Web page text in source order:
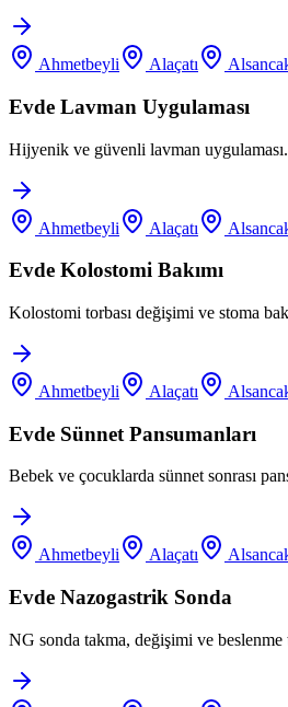
Ahmetbeyli Alaçatı
Evde Lavman Uygulaması
Hijyenik ve güvenli lavman
Ahmetbeyli Alaçatı
Evde Kolostomi Bakımı
Kolostomi torbası değişimi ve stoma
Ahmetbeyli Alaçatı
Evde Sünnet Pansumanları
Bebek ve çocuklarda sünnet sonrası
Ahmetbeyli Alaçatı
Evde Nazogastrik Sonda
NG sonda takma, değişimi ve